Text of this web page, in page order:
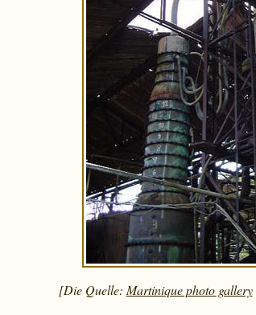
[Die Quelle: Martinique photo gallery